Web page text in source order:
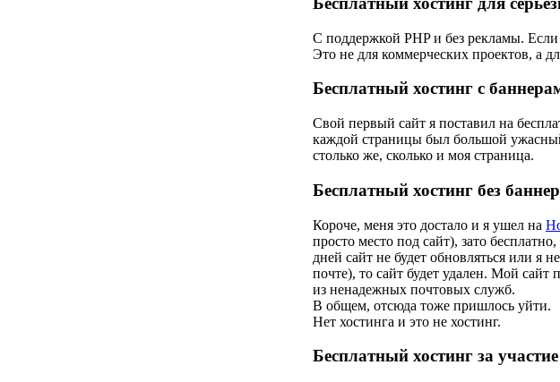
С поддержкой PHP и без рекламы.
Это не для коммерческих проектов, а
Бесплатный хостинг с
Свой первый сайт я поставил на
каждой страницы был большой
столько же, сколько и моя страница.
Бесплатный хостинг без
Короче, меня это достало и я ушел на
просто место под сайт), зато
дней сайт не будет обновляться или я
почте), то сайт будет удален. Мой сайт
из ненадежных почтовых служб.
В общем, отсюда тоже пришлось уйти.
Нет хостинга и это не хостинг.
Бесплатный хостинг за участие